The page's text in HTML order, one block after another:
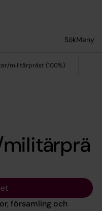
SökMeny
militärpräst (100%)
församling och